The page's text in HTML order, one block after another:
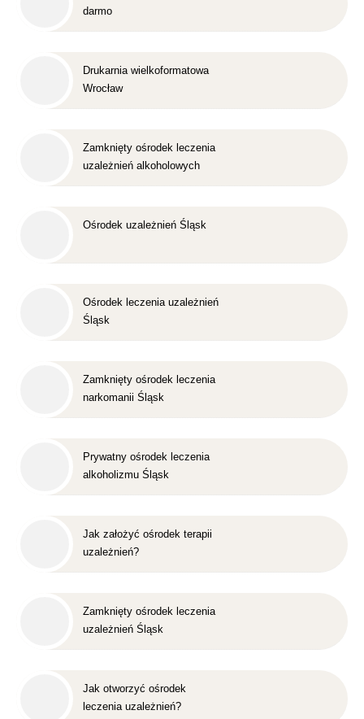
darmo
Drukarnia wielkoformatowa
Wrocław
Zamknięty ośrodek leczenia
uzależnień alkoholowych
Ośrodek uzależnień Śląsk
Ośrodek leczenia uzależnień
Śląsk
Zamknięty ośrodek leczenia
narkomanii Śląsk
Prywatny ośrodek leczenia
alkoholizmu Śląsk
Jak założyć ośrodek terapii
uzależnień?
Zamknięty ośrodek leczenia
uzależnień Śląsk
Jak otworzyć ośrodek
leczenia uzależnień?